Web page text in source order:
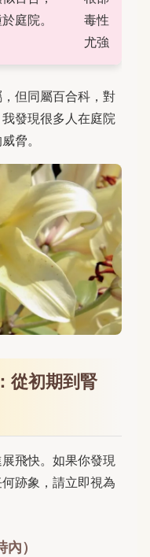
庭院。
毒性
尤強
但同屬百合科，對
發現很多人在庭院
脅。
從初期到腎
飛快。如果你發現
跡象，請立即視為
）